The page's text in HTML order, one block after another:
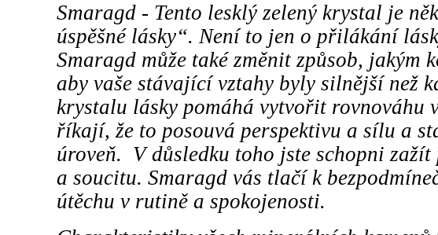
Smaragd - Tento lesklý zelený krystal je
úspěšné lásky“. Není to jen o přilákání
Smaragd může také změnit způsob, jakým
aby vaše stávající vztahy byly silnější než
krystalu lásky pomáhá vytvořit rovnováhu
říkají, že to posouvá perspektivu a sílu a
úroveň. V důsledku toho jste schopni
a soucitu. Smaragd vás tlačí k
útěchu v rutině a spokojenosti.